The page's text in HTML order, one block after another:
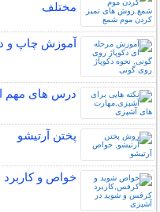
مختلف
آموزش چاپ و
درس های مهم
پختن آرتیشو
خواص و